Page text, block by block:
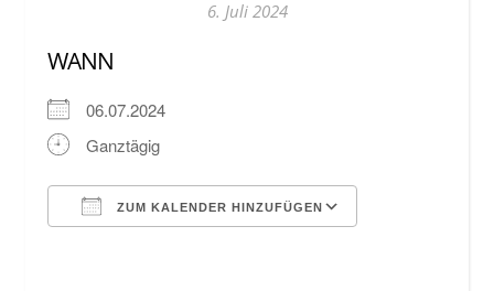
6. Juli 2024
WANN
06.07.2024
Ganztägig
ZUM KALENDER HINZUFÜGEN